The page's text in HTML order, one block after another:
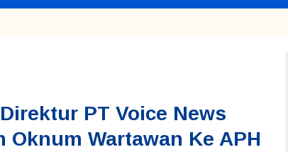
PT Voice News
Oknum Wartawan Ke APH